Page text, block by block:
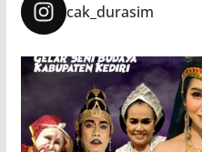
cak_durasim